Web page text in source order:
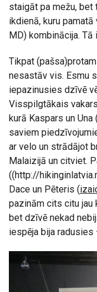
staigāt pa mežu,
ikdienā, kuru
MD) kombinācija. Tā
Tikpat
nesastāv vis. Esmu
iepazinusies dzīvē
Visspilgtākais
kurā Kaspars un Una
saviem
ar velo un strādājot
Malaizijā un citviet.
((http://
Dace un Pēteris (
pazinām cits citu jau
bet dzīvē nekad
iespēja bija radusies